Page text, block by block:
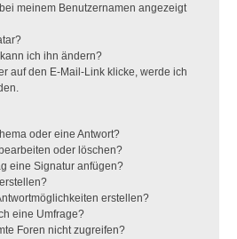
meinem Benutzernamen angezeigt
ich ihn ändern?
auf den E-Mail-Link klicke, werde ich
oder eine Antwort?
oder löschen?
eine Signatur anfügen?
erstellen?
eine Umfrage?
Foren nicht zugreifen?